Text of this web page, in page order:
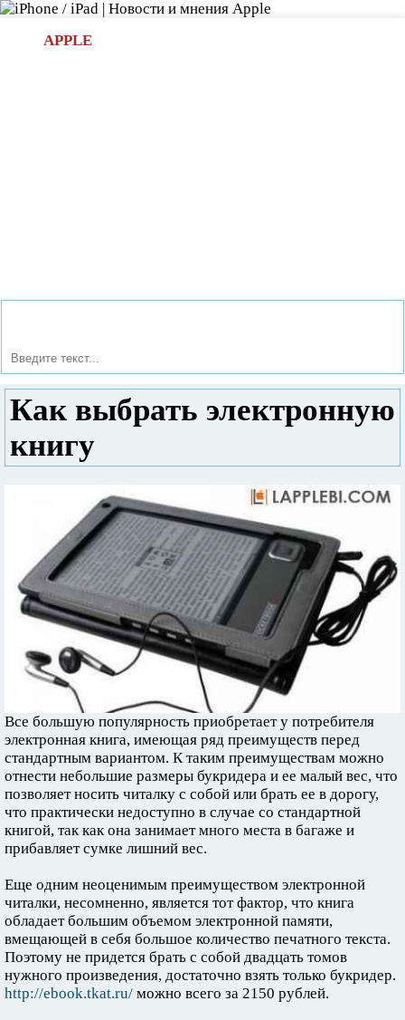
APPLE
Как выбрать электронную
книгу
Все большую популярность приобретает у потребителя
электронная книга, имеющая ряд преимуществ перед
стандартным вариантом. К таким преимуществам можно
отнести небольшие размеры букридера и ее малый вес, что
позволяет носить читалку с собой или брать ее в дорогу,
что практически недоступно в случае со стандартной
книгой, так как она занимает много места в багаже и
прибавляет сумке лишний вес.
Еще одним неоценимым преимуществом электронной
читалки, несомненно, является тот фактор, что книга
обладает большим объемом электронной памяти,
вмещающей в себя большое количество печатного текста.
Поэтому не придется брать с собой двадцать томов
нужного произведения, достаточно взять только букридер.
http://ebook.tkat.ru/ можно всего за 2150 рублей.